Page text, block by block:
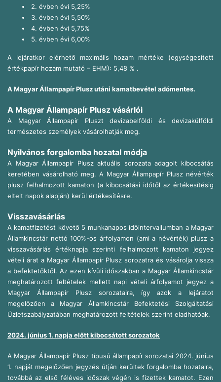
2. évben évi 5,25%
3. évben évi 5,50%
4. évben évi 5,75%
5. évben évi 6,00%
A lejáratkor elérhető maximális hozam mértéke (egységesített
értékpapír hozam mutató – EHM): 5,48 % .
A Magyar Állampapír Plusz utáni kamatbevétel adómentes.
A Magyar Állampapír Plusz vásárlói
A Magyar Állampapír Pluszt devizabelföldi és devizakülföldi
természetes személyek vásárolhatják meg.
Nyilvános forgalomba hozatal módja
A Magyar Állampapír Plusz aktuális sorozata adagolt kibocsátás
keretében vásárolható meg. A Magyar Állampapír Plusz névérték
plusz felhalmozott kamaton (a kibocsátási időtől az értékesítésig
eltelt napok alapján) kerül értékesítésre.
Visszavásárlás
A kamatfizetést követő 5 munkanapos időintervallumban a Magyar
Államkincstár nettó 100%-os árfolyamon (ami a névérték) plusz a
visszavásárlás értéknapja szerinti felhalmozott kamaton jegyez
vételi árat a Magyar Állampapír Plusz sorozatra és vásárolja vissza
a befektetőktől. Az ezen kívüli időszakban a Magyar Államkincstár
meghatározott feltételek mellett napi vételi árfolyamot jegyez a
Magyar Állampapír Plusz sorozataira, így azok a lejáratot
megelőzően a Magyar Államkincstár Befektetési Szolgáltatási
Üzletszabályzatában meghatározott feltételek szerint eladhatóak.
2024. június 1. napja előtt kibocsátott sorozatok
A Magyar Állampapír Plusz típusú állampapír sorozatai 2024. június
1. napját megelőzően jegyzés útján kerültek forgalomba hozatalra,
továbbá az első féléves időszak végén is fizettek kamatot. Ezen